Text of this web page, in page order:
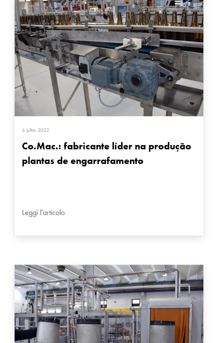
6 julho 2022
Co.Mac.: fabricante líder na produção
plantas de engarrafamento
Leggi l'articolo